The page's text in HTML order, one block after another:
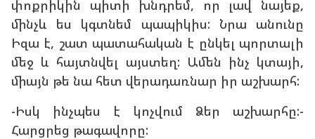
փոքրիկին պիտի խնդրեմ, որ լավ նայեք,
մինչև ես կգտնեմ պապիկիս: Նրա անունը
Իզա է, շատ պատահական է ընկել պորտալի
մեջ և հայտնվել այստեղ: Ամեն ինչ կտայի,
միայն թե նա հետ վերադառնար իր աշխարհ:
-Իսկ ինչպես է կոչվում Ձեր աշխարհը:-
Հարցրեց թագավորը: